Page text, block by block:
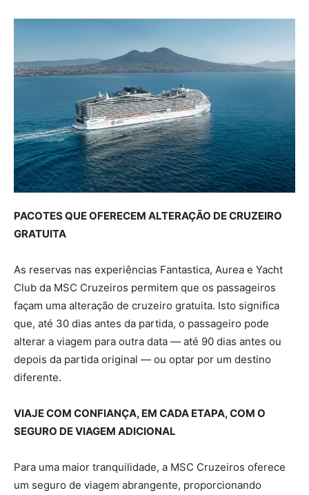
PACOTES QUE OFERECEM ALTERAÇÃO DE CRUZEIRO
GRATUITA
As reservas nas experiências Fantastica, Aurea e Yacht
Club da MSC Cruzeiros permitem que os passageiros
façam uma alteração de cruzeiro gratuita. Isto significa
que, até 30 dias antes da partida, o passageiro pode
alterar a viagem para outra data — até 90 dias antes ou
depois da partida original — ou optar por um destino
diferente.
VIAJE COM CONFIANÇA, EM CADA ETAPA, COM O
SEGURO DE VIAGEM ADICIONAL
Para uma maior tranquilidade, a MSC Cruzeiros oferece
um seguro de viagem abrangente, proporcionando